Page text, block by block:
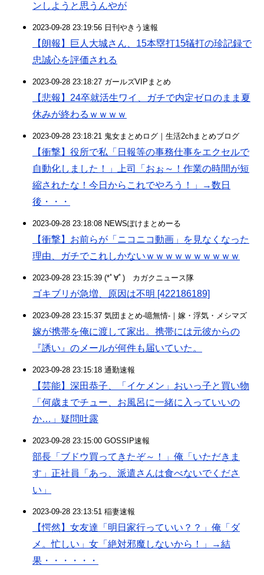
ンしようと思うんやが
2023-09-28 23:19:56 日刊やきう速報
【朗報】巨人大城さん、15本塁打15犠打の珍記録で
忠誠心を評価される
2023-09-28 23:18:27 ガールズVIPまとめ
【悲報】24卒就活生ワイ、ガチで内定ゼロのまま夏
休みが終わるｗｗｗｗ
2023-09-28 23:18:21 鬼女まとめログ｜生活2chまとめブログ
【衝撃】役所で私「日報等の事務仕事をエクセルで
自動化しました！」上司「おぉ～！作業の時間が短
縮されたな！今日からこれでやろう！」→数日
後・・・
2023-09-28 23:18:08 NEWSぽけまとめーる
【衝撃】お前らが「ニコニコ動画」を見なくなった
理由、ガチでこれしかないｗｗｗｗｗｗｗｗｗｗ
2023-09-28 23:15:39 (*ﾟ∀ﾟ)ゞカガクニュース隊
ゴキブリが急増、原因は不明 [422186189]
2023-09-28 23:15:37 気団まとめ-噫無情-｜嫁・浮気・メシマズ
嫁が携帯を俺に渡して家出。携帯には元彼からの
『誘い』のメールが何件も届いていた。
2023-09-28 23:15:18 通勤速報
【芸能】深田恭子、「イケメン」おいっ子と買い物
「何歳までチュー、お風呂に一緒に入っていいの
か…」疑問吐露
2023-09-28 23:15:00 GOSSIP速報
部長「ブドウ買ってきたぞ～！」俺「いただきま
す」正社員「あっ、派遣さんは食べないでくださ
い」
2023-09-28 23:13:51 稲妻速報
【愕然】女友達「明日家行っていい？？」俺「ダ
メ。忙しい」女「絶対邪魔しないから！」→結
果・・・・・・